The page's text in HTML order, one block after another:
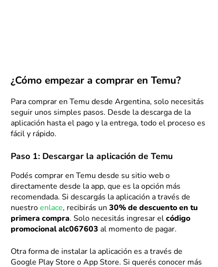
¿Cómo empezar a comprar en Temu?
Para comprar en Temu desde Argentina, solo necesitás
seguir unos simples pasos. Desde la descarga de la
aplicación hasta el pago y la entrega, todo el proceso es
fácil y rápido.
Paso 1: Descargar la aplicación de Temu
Podés comprar en Temu desde su sitio web o
directamente desde la app, que es la opción más
recomendada. Si descargás la aplicación a través de
nuestroenlace, recibirás un30% de descuento en tu
primera compra. Solo necesitás ingresar elcódigo
promocional alc067603 al momento de pagar.
Otra forma de instalar la aplicación es a través de
Google Play Store o App Store. Si querés conocer más